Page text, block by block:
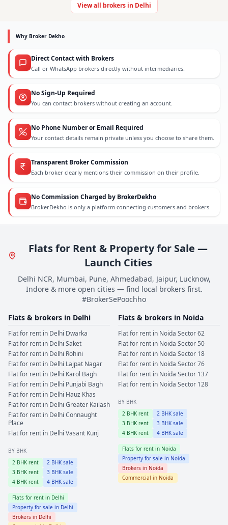
View all brokers in Delhi
Why Broker Dekho
Direct Contact with Brokers
Call or WhatsApp brokers directly without intermediaries.
No Sign-Up Required
You can contact brokers without creating an account.
No Phone Number or Email Required
Your contact details remain private unless you choose to share them.
Transparent Broker Commission
Each broker clearly mentions their commission on their profile.
No Commission Charged by BrokerDekho
BrokerDekho is only a platform connecting customers and brokers.
Flats for Rent & Property for Sale —
Launch Cities
Delhi NCR, Mumbai, Pune, Ahmedabad, Jaipur, Lucknow,
Indore & more open cities — find local brokers first.
#BrokerSePoochho
Flats & brokers in Delhi
Flat for rent in Delhi Dwarka
Flat for rent in Delhi Saket
Flat for rent in Delhi Rohini
Flat for rent in Delhi Lajpat Nagar
Flat for rent in Delhi Karol Bagh
Flat for rent in Delhi Punjabi Bagh
Flat for rent in Delhi Hauz Khas
Flat for rent in Delhi Greater Kailash
Flat for rent in Delhi Connaught
Place
Flat for rent in Delhi Vasant Kunj
BY BHK
2 BHK rent 2 BHK sale
3 BHK rent 3 BHK sale
4 BHK rent 4 BHK sale
Flats for rent in Delhi
Property for sale in Delhi
Brokers in Delhi
Flats & brokers in Noida
Flat for rent in Noida Sector 62
Flat for rent in Noida Sector 50
Flat for rent in Noida Sector 18
Flat for rent in Noida Sector 76
Flat for rent in Noida Sector 137
Flat for rent in Noida Sector 128
BY BHK
2 BHK rent 2 BHK sale
3 BHK rent 3 BHK sale
4 BHK rent 4 BHK sale
Flats for rent in Noida
Property for sale in Noida
Brokers in Noida
Commercial in Noida